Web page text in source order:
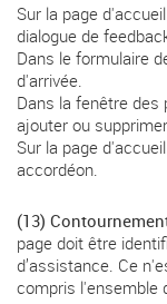
Sur la page
dialogue de
Dans le formulaire
d'arrivée.
Dans la fenêtre
ajouter ou
Sur la page
accordéon.
(13)
page doit être
d’assistance. Ce
compris l'ensemble